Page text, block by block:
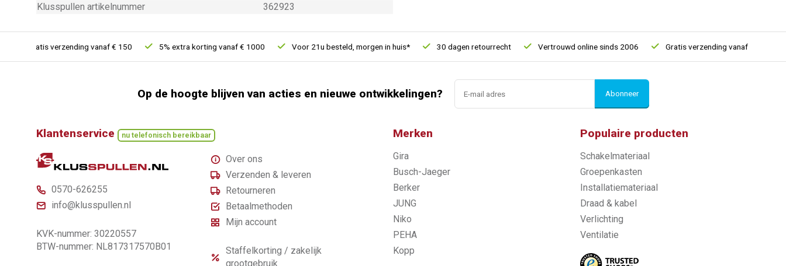
Klusspullen artikelnummer
362923
Gratis verzending vanaf € 150 5% extra korting vanaf € 1000 Voor 21u besteld, morgen in huis* 30 dagen retourrecht Vertrouwd online sinds 2006 Gratis verzending vanaf € 150
Op de hoogte blijven van acties en nieuwe ontwikkelingen? Abonneer
Klantenservice nu telefonisch bereikbaar
0570-626255
info@klusspullen.nl
KVK-nummer: 30220557
BTW-nummer: NL817317570B01
Over ons
Verzenden & leveren
Retourneren
Betaalmethoden
Mijn account
Staffelkorting / zakelijk
grootgebruik
Merken
Gira
Busch-Jaeger
Berker
JUNG
Niko
PEHA
Kopp
Populaire producten
Schakelmateriaal
Groepenkasten
Installatiemateriaal
Draad & kabel
Verlichting
Ventilatie